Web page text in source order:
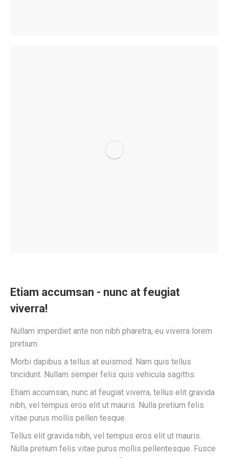
Etiam accumsan - nunc at feugiat
viverra!
Nullam imperdiet ante non nibh pharetra, eu viverra lorem
pretium.
Morbi dapibus a tellus at euismod. Nam quis tellus
tincidunt. Nullam semper felis quis vehicula sagittis.
Etiam accumsan, nunc at feugiat viverra, tellus elit gravida
nibh, vel tempus eros elit ut mauris. Nulla pretium felis
vitae purus mollis pellen tesque.
Tellus elit gravida nibh, vel tempus eros elit ut mauris.
Nulla pretium felis vitae purus mollis pellentesque. Fusce